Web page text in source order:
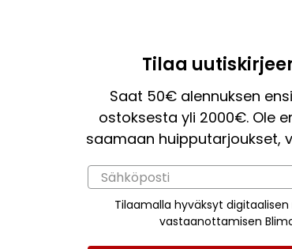
Tilaa
Saat 50€ alennuksen
ostoksesta yli 2000€. Ole
saamaan huipputarjoukset,
Tilaamalla hyväksyt
vastaanottamisen